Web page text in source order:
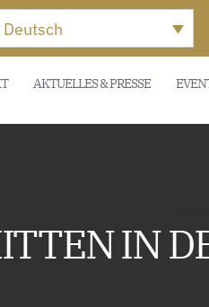
Deutsch
AKTUELLES & PRESSE
IN